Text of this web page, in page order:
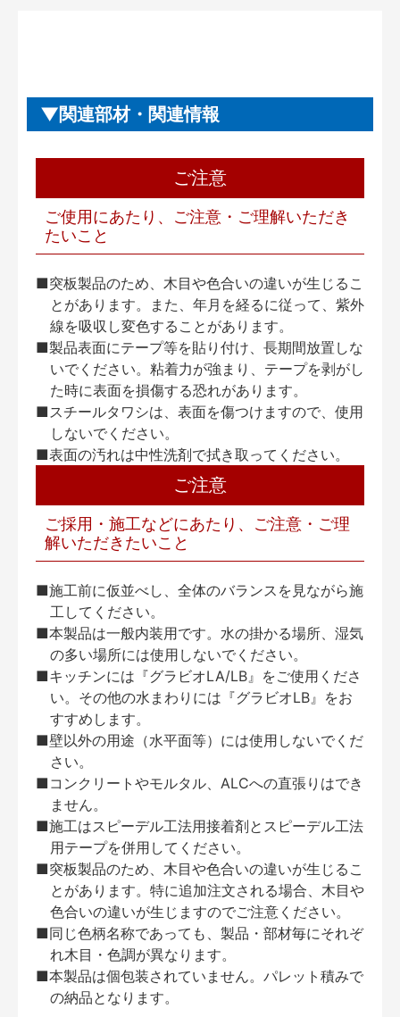
関連部材・関連情報
ご注意
ご使用にあたり、ご注意・ご理解いただき
たいこと
■突板製品のため、木目や色合いの違いが生じるこ
とがあります。また、年月を経るに従って、紫外
線を吸収し変色することがあります。
■製品表面にテープ等を貼り付け、長期間放置しな
いでください。粘着力が強まり、テープを剥がし
た時に表面を損傷する恐れがあります。
■スチールタワシは、表面を傷つけますので、使用
しないでください。
■表面の汚れは中性洗剤で拭き取ってください。
ご注意
ご採用・施工などにあたり、ご注意・ご理
解いただきたいこと
■施工前に仮並べし、全体のバランスを見ながら施
工してください。
■本製品は一般内装用です。水の掛かる場所、湿気
の多い場所には使用しないでください。
■キッチンには『グラビオLA/LB』をご使用くださ
い。その他の水まわりには『グラビオLB』をお
すすめします。
■壁以外の用途（水平面等）には使用しないでくだ
さい。
■コンクリートやモルタル、ALCへの直張りはでき
ません。
■施工はスピーデル工法用接着剤とスピーデル工法
用テープを併用してください。
■突板製品のため、木目や色合いの違いが生じるこ
とがあります。特に追加注文される場合、木目や
色合いの違いが生じますのでご注意ください。
■同じ色柄名称であっても、製品・部材毎にそれぞ
れ木目・色調が異なります。
■本製品は個包装されていません。パレット積みで
の納品となります。